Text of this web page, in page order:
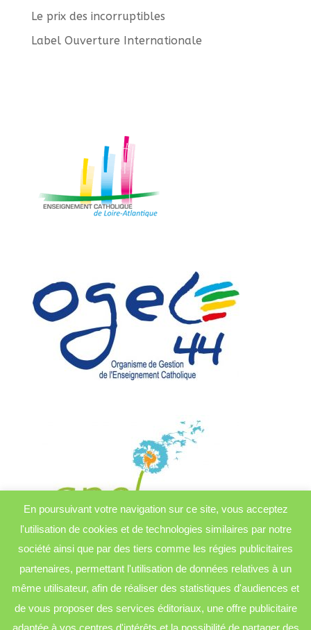
Le prix des incorruptibles
Label Ouverture Internationale
En poursuivant votre navigation sur ce site, vous acceptez
l'utilisation de cookies et de technologies similaires par notre
société ainsi que par des tiers comme les régies publicitaires
partenaires, permettant l'utilisation de données relatives à un
même utilisateur, afin de réaliser des statistiques d'audiences et
de vous proposer des services éditoriaux, une offre publicitaire